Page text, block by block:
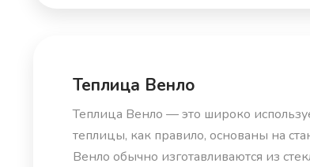
Теплица Венло
Теплица Венло — это широко
теплицы, как правило, основаны на
Венло обычно изготавливаются из